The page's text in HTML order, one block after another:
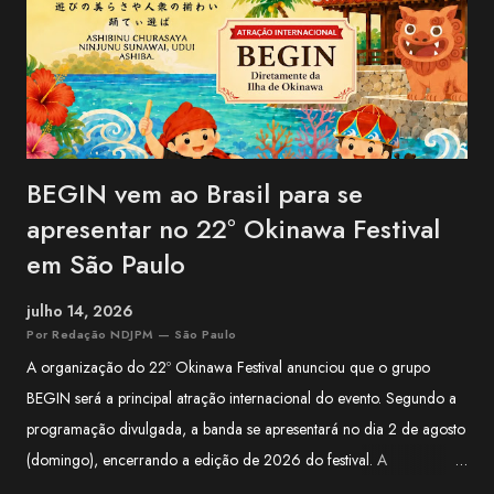
BEGIN vem ao Brasil para se
apresentar no 22º Okinawa Festival
em São Paulo
julho 14, 2026
Por Redação NDJPM — São Paulo
A organização do 22º Okinawa Festival anunciou que o grupo
BEGIN será a principal atração internacional do evento. Segundo a
programação divulgada, a banda se apresentará no dia 2 de agosto
(domingo), encerrando a edição de 2026 do festival. A